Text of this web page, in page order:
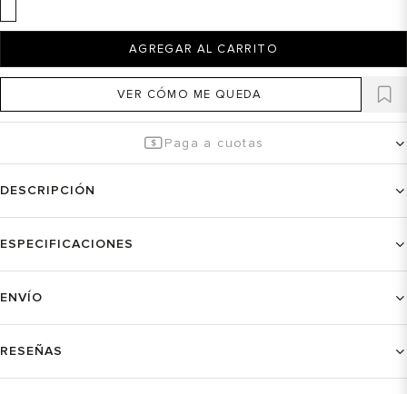
AGREGAR AL CARRITO
VER CÓMO ME QUEDA
Paga a cuotas
DESCRIPCIÓN
ESPECIFICACIONES
ENVÍO
RESEÑAS